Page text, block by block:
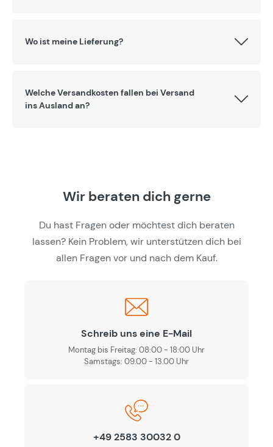
Wo ist meine Lieferung?
Welche Versandkosten fallen bei Versand
ins Ausland an?
Wir beraten dich gerne
Du hast Fragen oder möchtest dich beraten
lassen? Kein Problem, wir unterstützen dich bei
allen Fragen vor und nach dem Kauf.
Schreib uns eine E-Mail
Montag bis Freitag: 08:00 - 18:00 Uhr
Samstags: 09.00 - 13.00 Uhr
+49 2583 30032 0